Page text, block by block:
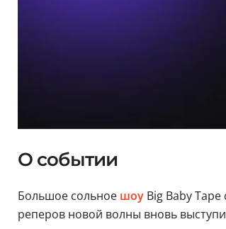
О событии
Большое сольное шоуBig Baby Tape
реперов новой волны вновь